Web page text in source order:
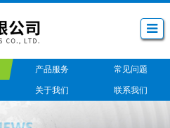
产品服务 常见问题
关于我们 联系我们